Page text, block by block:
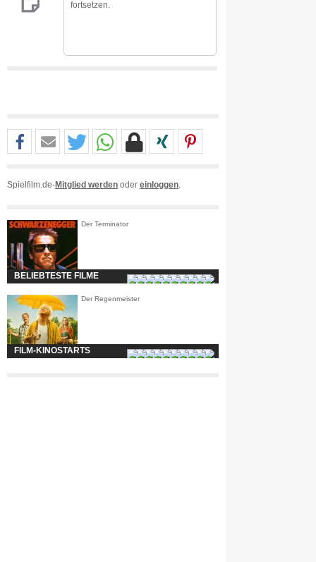
fortsetzen.
Spielfilm.de-Mitglied werden oder einloggen
Der Terminator
BELIEBTESTE FILME
Der Regenmeister
FILM-KINOSTARTS